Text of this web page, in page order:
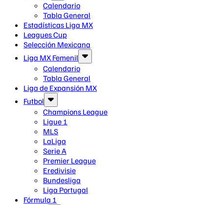
Calendario
Tabla General
Estadísticas Liga MX
Leagues Cup
Selección Mexicana
Liga MX Femenil
Calendario
Tabla General
Liga de Expansión MX
Futbol
Champions League
Ligue 1
MLS
LaLiga
Serie A
Premier League
Eredivisie
Bundesliga
Liga Portugal
Fórmula 1